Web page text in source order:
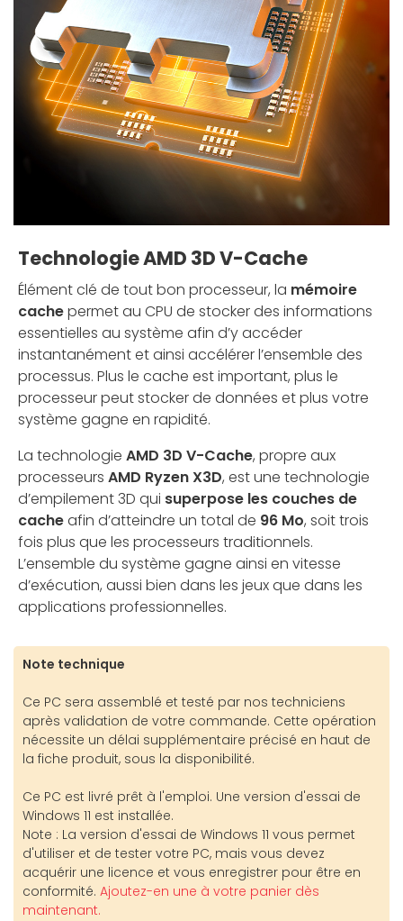
Technologie AMD 3D V-Cache
Élément clé de tout bon processeur, la mémoire
cachepermet au CPU de stocker des informations
essentielles au système afin d’y accéder
instantanément et ainsi accélérer l’ensemble des
processus. Plus le cache est important, plus le
processeur peut stocker de données et plus votre
système gagne en rapidité.
La technologie AMD 3D V-Cache, propre aux
processeurs AMD Ryzen X3D, est une technologie
d’empilement 3D qui superpose les couches de
cacheafin d’atteindre un total de 96 Mo, soit trois
fois plus que les processeurs traditionnels.
L’ensemble du système gagne ainsi en vitesse
d’exécution, aussi bien dans les jeux que dans les
applications professionnelles.
Note technique
Ce PC sera assemblé et testé par nos techniciens
après validation de votre commande. Cette opération
nécessite un délai supplémentaire précisé en haut de
la fiche produit, sous la disponibilité.
Ce PC est livré prêt à l'emploi. Une version d'essai de
Windows 11 est installée.
Note : La version d'essai de Windows 11 vous permet
d'utiliser et de tester votre PC, mais vous devez
acquérir une licence et vous enregistrer pour être en
conformité. Ajoutez-en une à votre panier dès
maintenant.